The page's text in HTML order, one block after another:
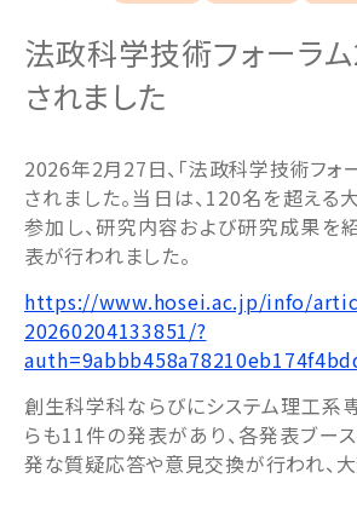
法政科学技術フォーラ
されました
2026年2月27日、「法政科学技術フォ
されました。当日は、120名を超える
参加し、研究内容および研究成果を
表が行われました。
https://www.hosei.ac.jp/info/
20260204133851/?
創生科学科ならびにシステム理工系
らも11件の発表があり、各発表ブー
発な質疑応答や意見交換が行われ、大